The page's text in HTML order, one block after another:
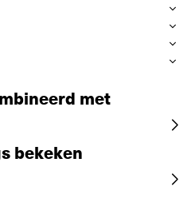
met
bekeken